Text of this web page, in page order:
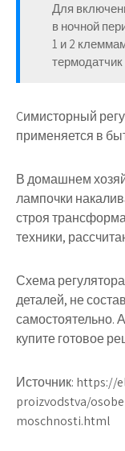
Для
в ночной
1 и 2
термодатчик
Cимисторный
применяется в
В домашнем
лампочки
строя
техники,
Схема
деталей, не
самостоятельно.
купите готовое
Источник: https://
proizvodstva/
moschnosti.html